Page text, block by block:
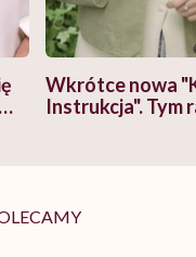
Wkrótce nowa
Instrukcja". Tym